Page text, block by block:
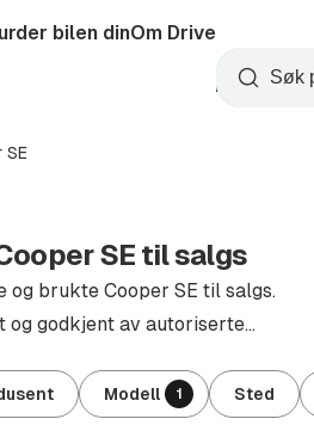
Startside
bilen dinOm Drive
Opprett
konto
Søk
SE
SE til salgs
og brukte Cooper SE til salgs.
godkjent av autoriserte
Modell 1 Sted